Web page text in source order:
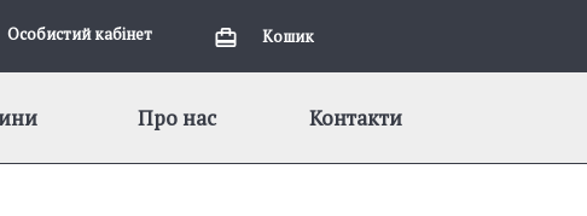
Особистий кабiнет Кошик
Про нас Контакти